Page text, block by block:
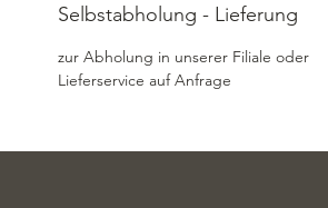
Selbstabholung - Lieferung
zur Abholung in unserer Filiale oder
Lieferservice auf Anfrage